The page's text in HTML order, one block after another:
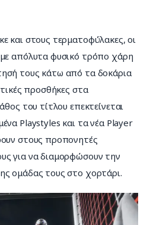
και στους τερματοφύλακες, οι
απόλυτα φυσικό τρόπο χάρη
τους κάτω από τα δοκάρια
προσθήκες στα
του τίτλου επεκτείνεται
Playstyles και τα νέα Player
στους προπονητές
για να διαμορφώσουν την
ομάδας τους στο χορτάρι.